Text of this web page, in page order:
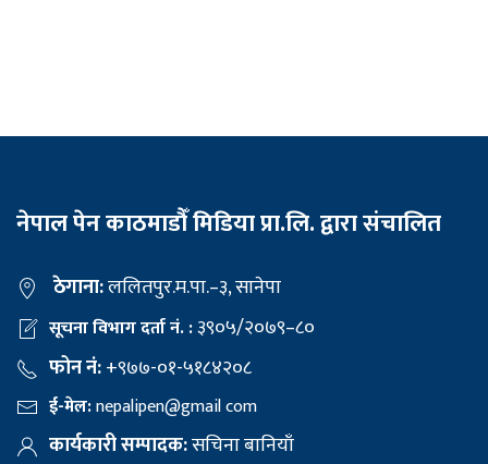
नेपाल पेन काठमाडौँ मिडिया प्रा.लि. द्वारा संचालित
ठेगाना:ललितपुर.म.पा.–३, सानेपा
सूचना विभाग दर्ता नं. :३९०५/२०७९–८०
फोन नं:+९७७-०१-५१८४२०८
ई-मेल:nepalipen@gmail com
कार्यकारी सम्पादक:सचिना बानियाँ